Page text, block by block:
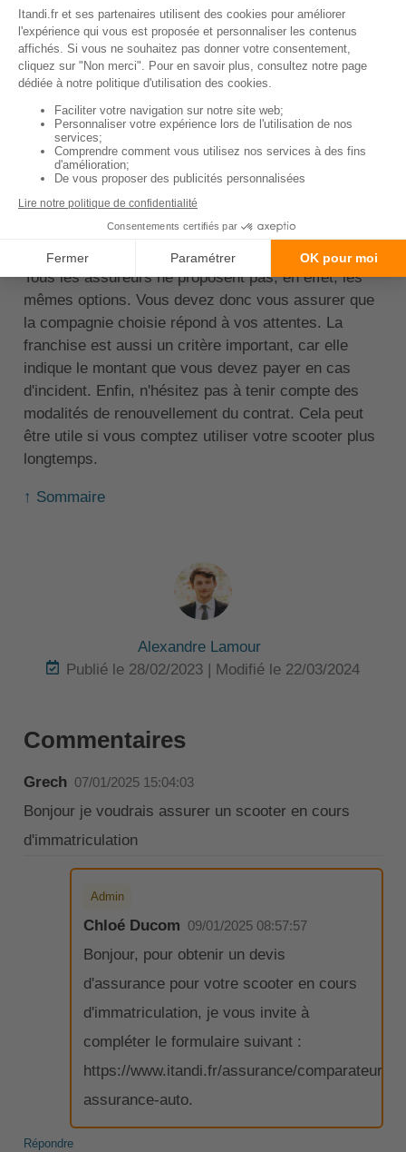
Bien choisir son assurance
scooter temporaire
Uncomparateur en lignevous permet d'obtenir une
sélection des meilleures offres. Une fois cette étape
passée, il convient d'examiner les contrats proposés
afin de choisir celui qui répond le mieux à vos
notamment les garanties optionnelles.
Tous les assureurs ne proposent pas, en effet, les
mêmes options. Vous devez donc vous assurer que
la compagnie choisie répond à vos attentes. La
franchise est aussi un critère important, car elle
indique le montant que vous devez payer en cas
d'incident. Enfin, n'hésitez pas à tenir compte des
modalités de renouvellement du contrat. Cela peut
être utile si vous comptez utiliser votre scooter plus
longtemps.
↑ Sommaire
Alexandre Lamour
Publié le 28/02/2023 | Modifié le 22/03/2024
Commentaires
Grech 07/01/2025 15:04:03
Bonjour je voudrais assurer un scooter en cours
d'immatriculation
Admin
Chloé Ducom 09/01/2025 08:57:57
Bonjour, pour obtenir un devis
d'assurance pour votre scooter en cours
d'immatriculation, je vous invite à
compléter le formulaire suivant :
https://www.itandi.fr/assurance/comparateur-
assurance-auto.
Répondre